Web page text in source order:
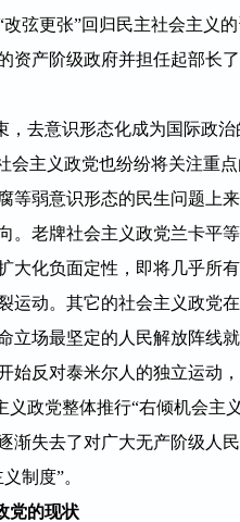
弦更张”回归民主社会主义
资产阶级政府并担任起部长
去意识形态化成为国际政治
会主义政党也纷纷将关注重
等弱意识形态的民生问题上
。老牌社会主义政党兰卡平
大化负面定性，即将几乎所
运动。其它的社会主义政党
立场最坚定的人民解放阵线
始反对泰米尔人的独立运动
政党整体推行“右倾机会主
渐失去了对广大无产阶级人
制度”。
党的现状